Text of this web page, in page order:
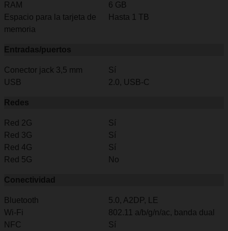
RAM
6 GB
Espacio para la tarjeta de
memoria
Hasta 1 TB
Entradas/puertos
Conector jack 3,5 mm
Sí
USB
2.0, USB-C
Redes
Red 2G
Sí
Red 3G
Sí
Red 4G
Sí
Red 5G
No
Conectividad
Bluetooth
5.0, A2DP, LE
Wi-Fi
802.11 a/b/g/n/ac, banda dual
NFC
Sí